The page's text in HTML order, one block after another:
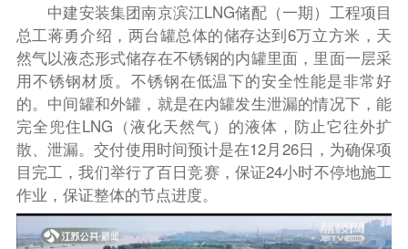
中建安装集团南京滨江LNG储配（一期）工程项目
总工蒋勇介绍，两台罐总体的储存达到6万立方米，天
然气以液态形式储存在不锈钢的内罐里面，里面一层采
用不锈钢材质。不锈钢在低温下的安全性能是非常好
的。中间罐和外罐，就是在内罐发生泄漏的情况下，能
完全兜住LNG（液化天然气）的液体，防止它往外扩
散、泄漏。交付使用时间预计是在12月26日，为确保项
目完工，我们举行了百日竞赛，保证24小时不停地施工
作业，保证整体的节点进度。